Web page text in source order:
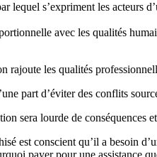
lequel s’expriment les acteurs
avec les qualités
rajoute les qualités
part d’éviter des conflits
sera lourde de conséquences
est conscient qu’il a besoin